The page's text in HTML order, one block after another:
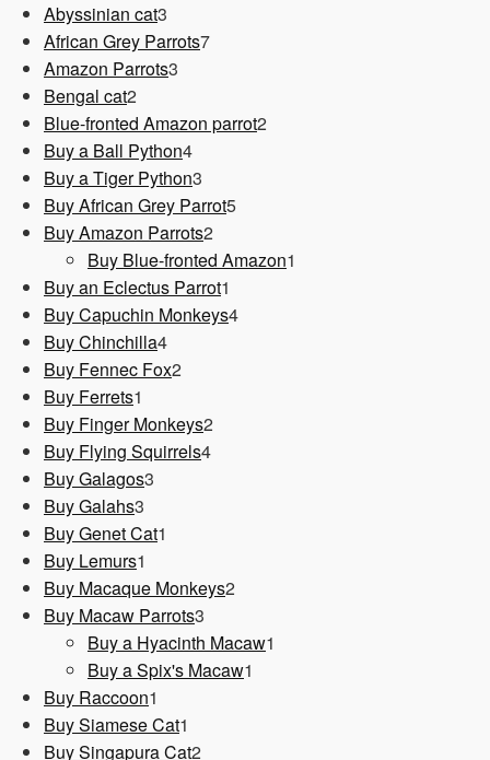
Abyssinian cat3
Produkte
African Grey Parrots77
Amazon Parrots3
Bengal cat22
Produkte
Blue-fronted Amazon parrot22
Buy a Ball Python44
Produkte
Buy a Tiger Python3
Produkte
Buy African Grey Parrot55
Buy Amazon Parrots22
Produkte
Buy Blue-fronted Amazon1
Buy an Eclectus Parrot1
Produkt
Buy Capuchin Monkeys44
Buy Chinchilla44
Produkte
Buy Fennec Fox22
Buy Ferrets1
Produkt
Buy Finger Monkeys22
Buy Flying Squirrels44
Buy Galagos3
Buy Galahs3
Produkte
Buy Genet Cat1
Buy Lemurs1
Produkt
Buy Macaque Monkeys22
Buy Macaw Parrots3
Produkte
Buy a Hyacinth Macaw1
Buy a Spix's Macaw1
Buy Raccoon1
Produkt
Buy Siamese Cat1
Produkt
Buy Singapura Cat22